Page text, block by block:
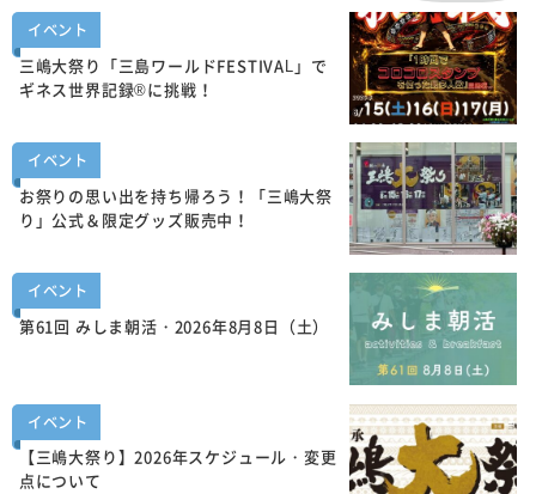
イベント
三嶋大祭り「三島ワールドFESTIVAL」で
ギネス世界記録®に挑戦！
イベント
お祭りの思い出を持ち帰ろう！「三嶋大祭
り」公式＆限定グッズ販売中！
イベント
第61回 みしま朝活・2026年8月8日（土）
イベント
【三嶋大祭り】2026年スケジュール・変更
点について